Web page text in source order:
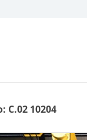
C.02 10204